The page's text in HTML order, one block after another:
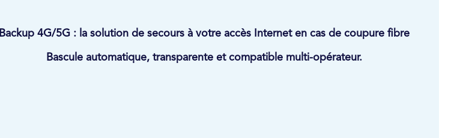
Backup 4G/5G : la solution de secours à votre accès Internet en cas de coupure fibre
Bascule automatique, transparente et compatible multi-opérateur.